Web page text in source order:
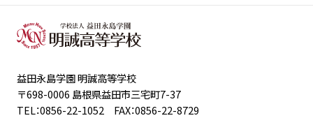
益田永島学園 明誠高等学校
〒698-0006 島根県益田市三宅町7-37
TEL：0856-22-1052 FAX：0856-22-8729